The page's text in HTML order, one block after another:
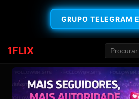
GRUPO TELEGRAM
1FLIX